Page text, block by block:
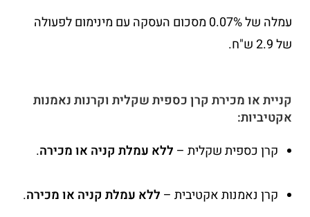
עמלה של 0.07% מסכום העסקה עם מינימום לפעולה
של 2.9 ש"ח.
קניית או מכירת קרן כספית שקלית וקרנות נאמנות
אקטיביות:
קרן כספית שקלית – ללא עמלת קניה או מכירה.
קרן נאמנות אקטיבית – ללא עמלת קניה או מכירה.